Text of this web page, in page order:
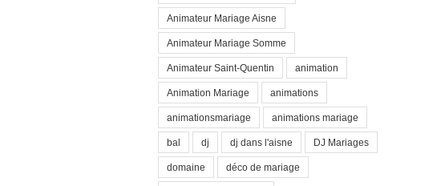
Animateur Mariage Aisne
Animateur Mariage Somme
Animateur Saint-Quentin animation
Animation Mariage animations
animationsmariage animations mariage
bal dj dj dans l'aisne DJ Mariages
domaine déco de mariage